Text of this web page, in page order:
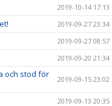
2019-10-14 17:13
2019-09-27 23:34
2019-09-27 08:57
2019-09-20 21:34
och stod för
2019-09-15 23:02
2019-09-13 20:35